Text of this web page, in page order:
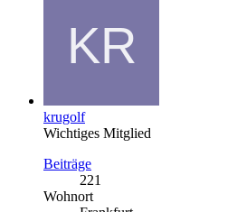
krugolf
Wichtiges Mitglied
Beiträge
221
Wohnort